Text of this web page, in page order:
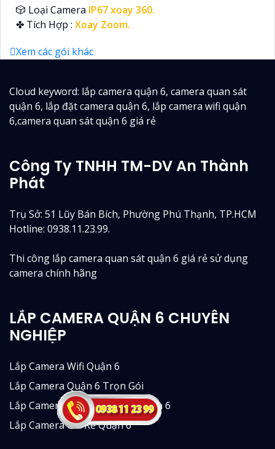
🎲 Loại Camera IP67 xoay 360.
️✤ Tích Hợp : Xoay Zoom.
Xem các gói khác
Cloud keyword: lắp camera quận 6, camera quan sát
quận 6, lắp đặt camera quận 6, lắp camera wifi quận
6,camera quan sát quận 6 giá rẻ
Công Ty TNHH TM-DV An Thành
Phát
Trụ Sở: 51 Lũy Bán Bích, Phường Phú Thạnh, TP.HCM
Hotline: 0938.11.23.99.
Thi công lắp camera quan sát quận 6 giá rẻ sử dụng
camera chính hãng
LẮP CAMERA QUẬN 6 CHUYÊN
NGHIỆP
Lắp Camera Wifi Quận 6
Lắp Camera Quận 6 Trọn Gói
Lắp Camera Văn Phòng Tại Quận 6
Lắp Camera Giá Rẻ Quận 6